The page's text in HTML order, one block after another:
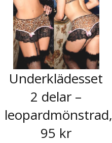
Underklädesset
2 delar –
leopardmönstrad,
95 kr